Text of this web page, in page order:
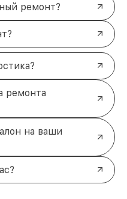
ремонт?
ремонта
на ваши